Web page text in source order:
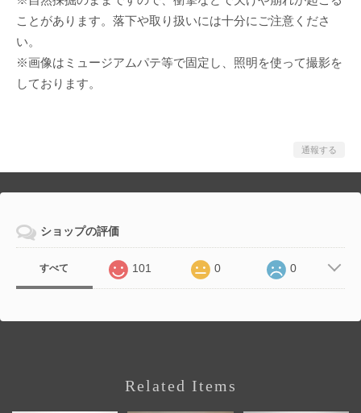
ことがあります。落下や取り扱いには十分にご注意くださ
い。
※画像はミュージアムパテ等で固定し、照明を使って撮影を
しております。
通報する
ショップの評価
すべて 101 0 0
Related Items